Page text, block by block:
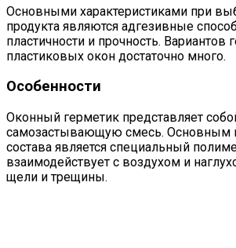
Основными характеристиками при
продукта являются адгезивные
пластичности и прочность. Вариантов
пластиковых окон достаточно много.
Особенности
Оконный герметик представляет
самозастывающую смесь. Основным
состава является специальный
взаимодействует с воздухом и
щели и трещины.